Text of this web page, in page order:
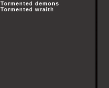
Tormented demons
Tormented wraith